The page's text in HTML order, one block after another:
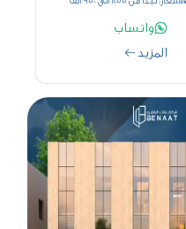
واتساب
المزيد